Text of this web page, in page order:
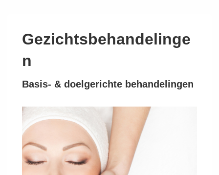
hoofdinhoudGezichtsbehandelinge
n
Basis- & doelgerichte behandelingen